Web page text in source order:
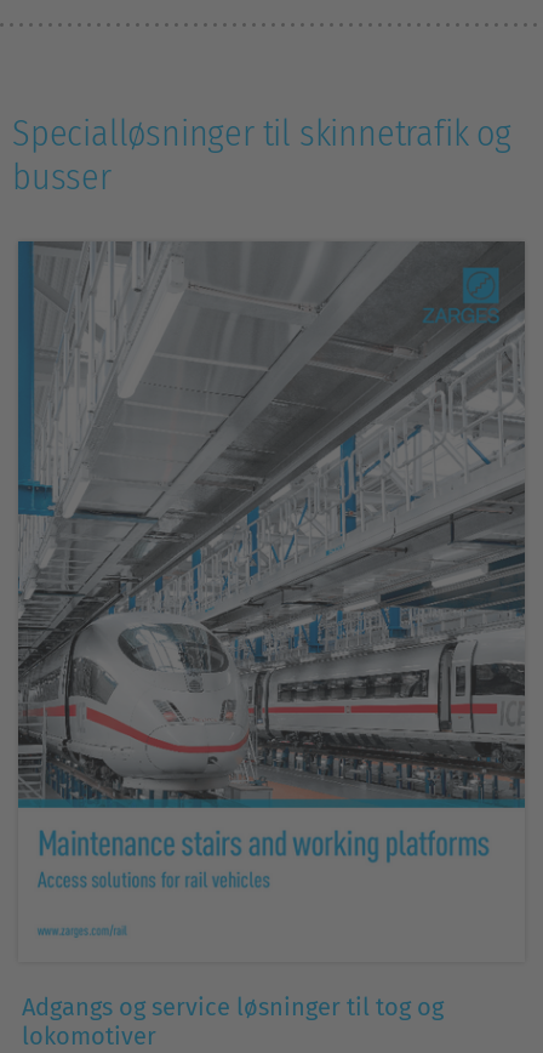
Specialløsninger til skinnetrafik og
busser
Adgangs og service løsninger til tog og
lokomotiver